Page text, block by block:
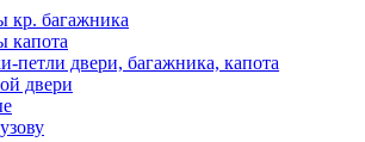
кр. багажника
капота
петли двери, багажника, капота
двери